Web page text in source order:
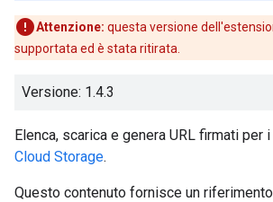
Attenzione: questa versione
supportata ed è stata ritirata.
Versione: 1.4.3
Elenca, scarica e genera URL firmati per
Cloud Storage.
Questo contenuto fornisce un